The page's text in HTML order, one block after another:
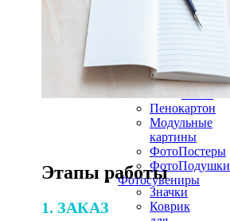
30х40
20х45
30х90
40х60
50х70
Пенокартон
Модульные
картины
ФотоПостеры
ФотоПодушки
Фотоcувениры
Значки
Коврик
Этапы работы
1. ЗАКАЗ